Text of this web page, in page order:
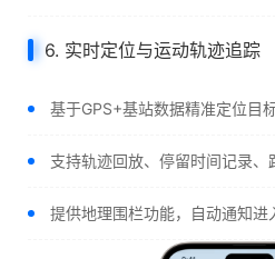
6. 实时定位与运动轨迹追踪
基于GPS+基站数据精准定位目
支持轨迹回放、停留时间记录、
提供地理围栏功能，自动通知进